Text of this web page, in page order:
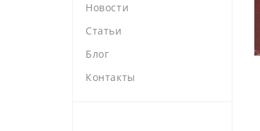
Новости
Статьи
Блог
Контакты